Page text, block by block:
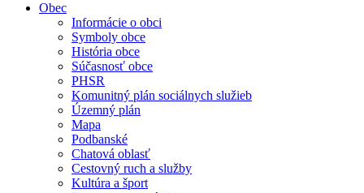
Obec
Informácie o obci
Symboly obce
História obce
Súčasnosť obce
PHSR
Komunitný plán sociálnych služieb
Územný plán
Mapa
Podbanské
Chatová oblasť
Cestovný ruch a služby
Kultúra a šport